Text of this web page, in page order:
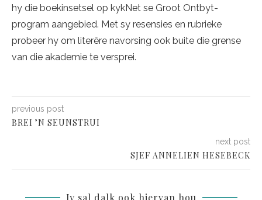
hy die boekinsetsel op kykNet se Groot Ontbyt-
program aangebied. Met sy resensies en rubrieke
probeer hy om literêre navorsing ook buite die grense
van die akademie te versprei.
previous post
BREI ’N SEUNSTRUI
next post
SJEF ANNELIEN HESEBECK
Jy sal dalk ook hiervan hou